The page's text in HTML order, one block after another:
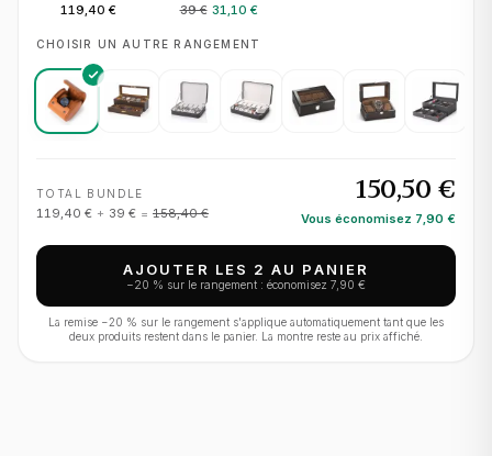
119,40 € 39 € 31,10 €
CHOISIR UN AUTRE RANGEMENT
TOTAL BUNDLE
119,40 € + 39 € = 158,40 €
150,50 €
Vous économisez 7,90 €
AJOUTER LES 2 AU PANIER
−20 % sur le rangement : économisez 7,90 €
La remise −20 % sur le rangement s'applique automatiquement tant que les
deux produits restent dans le panier. La montre reste au prix affiché.